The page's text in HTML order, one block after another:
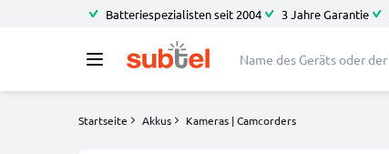
Batteriespezialisten seit 2004 3 Jahre Garantie
Startseite Akkus Kameras | Camcorders